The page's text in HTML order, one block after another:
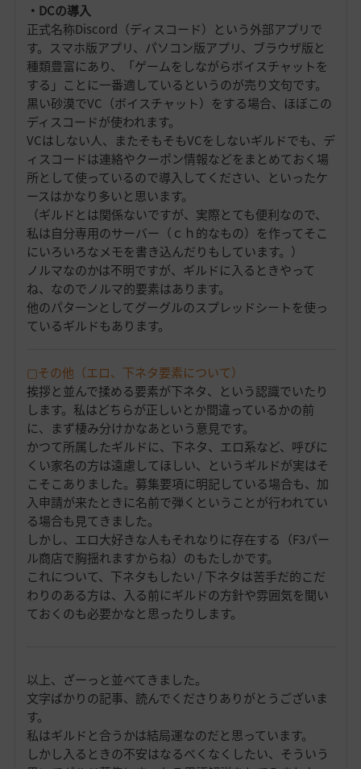
・DCの導入
正式名称Discord（ディスコード）という外部アプリで
す。スマホ版アプリ、パソコン版アプリ、ブラウザ版と
種類豊富にあり、「ゲームをしながらボイスチャットを
する」ことに一番適しているというのが売り文句です。
黒い砂漠でVC（ボイスチャット）をする場合、ほぼこの
ディスコードが使われます。
VCはしない人、またそもそもVCをしないギルドでも、デ
ィスコードは連絡やクーポン情報などをまとめておく場
所として使っているので導入してください、といったケ
ースはかなり多いと思います。
（ギルドとは関係ないですが、実際とても便利なので、
私は自分専用のサーバー（ｃｈ的なもの）を作ってそこ
にいろいろなメモを書き込んだりもしています。）
ノルマなのかは不明ですが、ギルドに入るときやって
ね、なのでノルマ的要素はあります。
他のパターンとしてグーグルのスプレッドシートを使っ
ているギルドもあります。
▢その他（エロ、下ネタ要素について）
挨拶と並んで揉める要素が下ネタ、という認識でいたり
します。私はどちらが正しいとか間違っているかの前
に、まず棲み分けかなあという意見です。
かつて所属したギルドに、下ネタ、エロ系など、呼びに
くい家名の方は遠慮してほしい、というギルドが実はそ
こそこありました。募集要項に明記している場合も、加
入申請が来たときに名前で弾くということが行われてい
る場合も見てきました。
しかし、エロ大好きな人もそれなりに存在する（F3パー
ル商店で胸揺れますからね）のもたしかです。
これについて、下ネタもしたい / 下ネタは苦手だ的こだ
わりのある方は、入る前にギルドの方針や雰囲気を聞い
ておくのも必要かなと思ったりします。
以上、ざーっと並べてきました。
文字ばかりの記事、読んでくださりありがとうございま
す。
私はギルドと合うかは結局運なのだと思っています。
しかし入るときの不安はなるべくなくしたい、そういう